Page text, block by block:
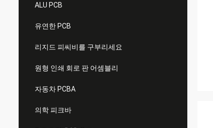
ALU PCB
유연한 PCB
리지드 피씨비를 구부리세요
원형 인쇄 회로 판 어셈블리
자동차 PCBA
의학 피크바